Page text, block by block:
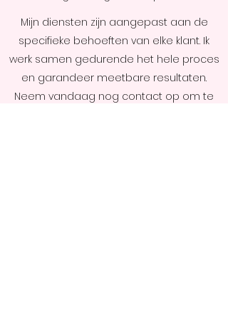
Mijn diensten zijn aangepast aan de
specifieke behoeften van elke klant. Ik
werk samen gedurende het hele proces
en garandeer meetbare resultaten.
Neem vandaag nog contact op om te